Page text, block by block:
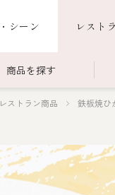
シーン レスト
商品を探す
ごちそう重
～
定商品
ストラン商品 鉄板焼ひ